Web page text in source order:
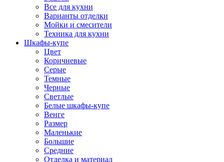
Все для кухни
Варианты отделки
Мойки и смесители
Техника для кухни
Шкафы-купе
Цвет
Коричневые
Серые
Темные
Черные
Светлые
Белые шкафы-купе
Венге
Размер
Маленькие
Большие
Средние
Отделка и материал